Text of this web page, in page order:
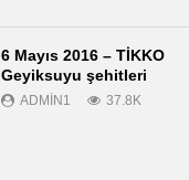
6 Mayıs 2016 – TİKKO
Geyiksuyu şehitleri
ADMIN1 37.8K